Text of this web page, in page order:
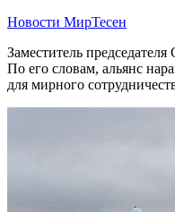
Новости МирТесен
Заместитель
По его словам, альянс
для мирного